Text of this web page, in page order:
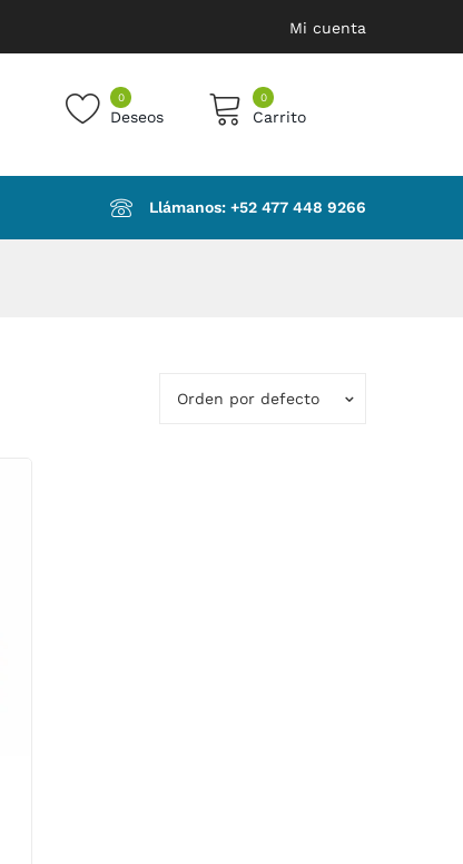
Mi cuenta
0
Deseos
0
Carrito
in the cart.
Llámanos: ‪+52 477 448 9266‬
Orden por defecto